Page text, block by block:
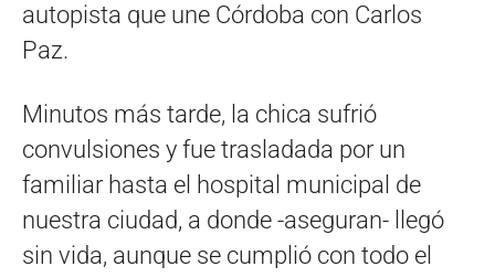
autopista que une Córdoba con Carlos
Paz.
Minutos más tarde, la chica sufrió
convulsiones y fue trasladada por un
familiar hasta el hospital municipal de
nuestra ciudad, a donde -aseguran- llegó
sin vida, aunque se cumplió con todo el